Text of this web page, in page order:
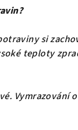
si
teploty
Vymrazování